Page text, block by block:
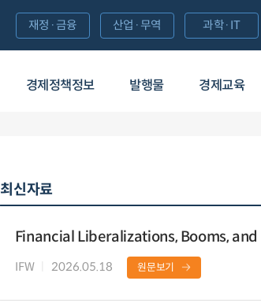
경제정책정보 발행물 경제교육
재정·금융 산업·무역 과학·IT
최신자료
Financial Liberalizations, Booms, and
IFW 2026.05.18 원문보기